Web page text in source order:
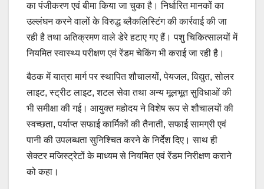
का पंजीकरण एवं बीमा किया जा चुका है। निर्धारित मानकों का
उल्लंघन करने वालों के विरुद्ध ब्लैकलिस्टिंग की कार्रवाई की जा
रही है तथा अतिक्रमण वाले डेरे हटाए गए हैं। पशु चिकित्सालयों में
नियमित स्वास्थ्य परीक्षण एवं रेंडम चेकिंग भी कराई जा रही है।
बैठक में यात्रा मार्ग पर स्थापित शौचालयों, पेयजल, विद्युत, सोलर
लाइट, स्ट्रीट लाइट, शटल सेवा तथा अन्य मूलभूत सुविधाओं की
भी समीक्षा की गई। आयुक्त महोदय ने विशेष रूप से शौचालयों की
स्वच्छता, पर्याप्त सफाई कार्मिकों की तैनाती, सफाई सामग्री एवं
पानी की उपलब्धता सुनिश्चित करने के निर्देश दिए। साथ ही
सेक्टर मजिस्ट्रेटों के माध्यम से नियमित एवं रेंडम निरीक्षण कराने
को कहा।